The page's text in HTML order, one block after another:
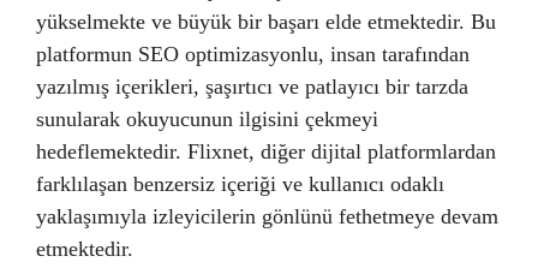
yükselmekte ve büyük bir başarı elde etmektedir. Bu
platformun SEO optimizasyonlu, insan tarafından
yazılmış içerikleri, şaşırtıcı ve patlayıcı bir tarzda
sunularak okuyucunun ilgisini çekmeyi
hedeflemektedir. Flixnet, diğer dijital platformlardan
farklılaşan benzersiz içeriği ve kullanıcı odaklı
yaklaşımıyla izleyicilerin gönlünü fethetmeye devam
etmektedir.